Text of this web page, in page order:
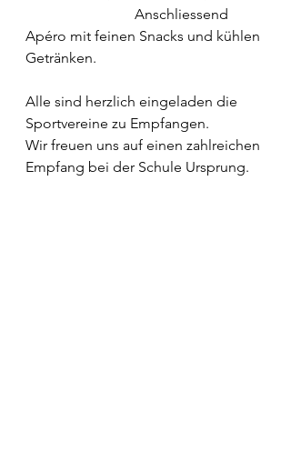
Apéro mit feinen Snacks und kühlen
Getränken.
Alle sind herzlich eingeladen die
Sportvereine zu Empfangen.
Wir freuen uns auf einen zahlreichen
Empfang bei der Schule Ursprung.